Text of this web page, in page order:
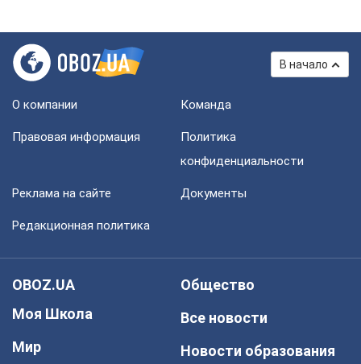
В начало
О компании Команда
Правовая информация
Политика
конфиденциальности
Реклама на сайте Документы
Редакционная политика
OBOZ.UA
Моя Школа
Мир
Общество
Все новости
Новости образования